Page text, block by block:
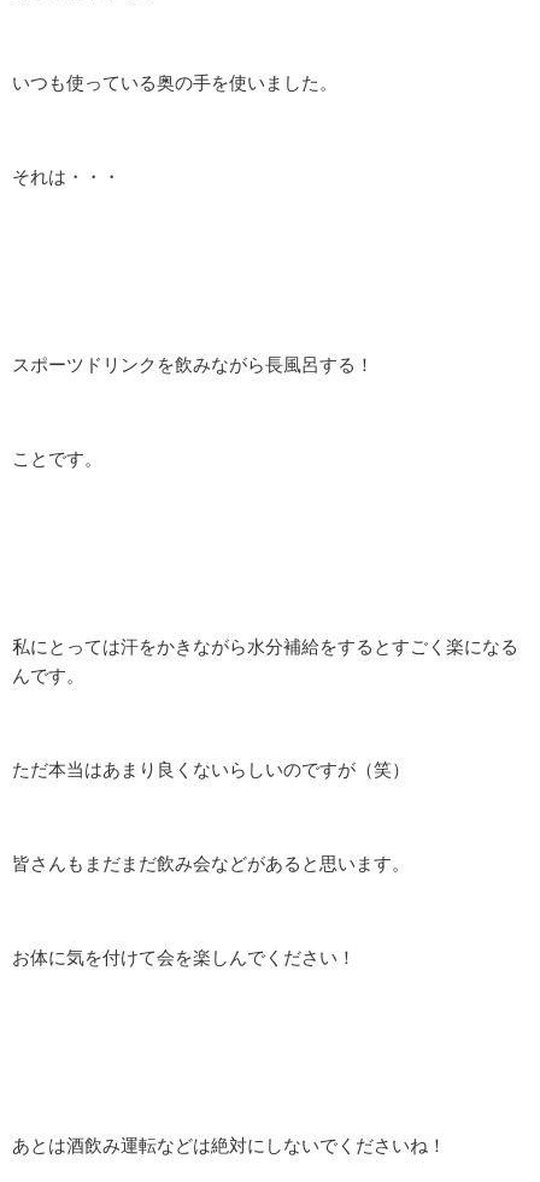
いつも使っている奥の手を使いました。
それは・・・
スポーツドリンクを飲みながら長風呂する！
ことです。
私にとっては汗をかきながら水分補給をするとすごく楽になる
んです。
ただ本当はあまり良くないらしいのですが（笑）
皆さんもまだまだ飲み会などがあると思います。
お体に気を付けて会を楽しんでください！
あとは酒飲み運転などは絶対にしないでくださいね！